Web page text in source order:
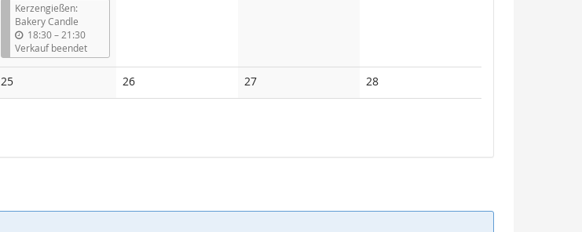
Kerzengießen:
Bakery Candle
18:30–b
i
s
21:30
Verkauf beendet
25Keine
Veranstaltungen
26Keine
Veranstaltungen
27Keine
Veranstaltungen
28Keine
Veranstaltungen